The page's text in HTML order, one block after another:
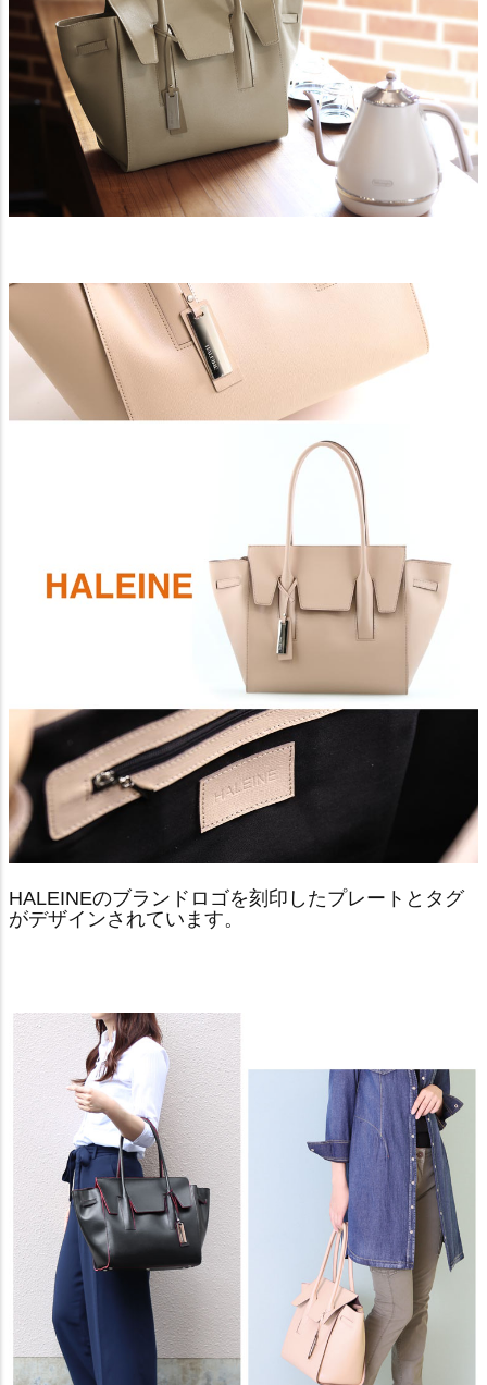
HALEINEのブランドロゴを刻印したプレートとタグ
がデザインされています。